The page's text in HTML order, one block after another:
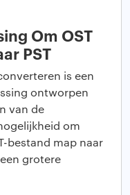
Om OST
PST
is een
ontworpen
van de
om
bestand map naar
grotere